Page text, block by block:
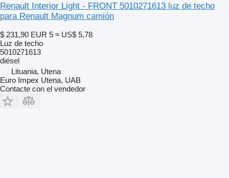
Renault Interior Light - FRONT 5010271613 luz de techo
para Renault Magnum camión
$ 231,90 EUR 5 ≈ US$ 5,78
Luz de techo
5010271613
diésel
Lituania, Utena
Euro Impex Utena, UAB
Contacte con el vendedor